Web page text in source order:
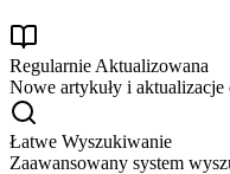
Regularnie Aktualizowana
Nowe artykuły i
Łatwe Wyszukiwanie
Zaawansowany system